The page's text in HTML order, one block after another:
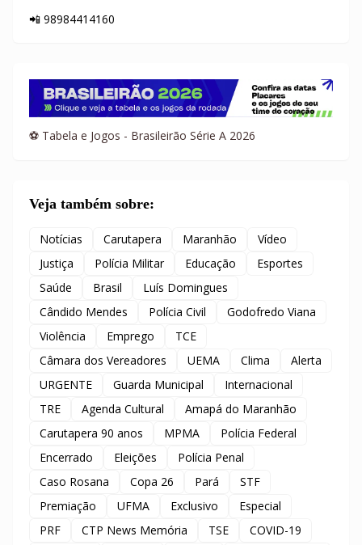
📲 98984414160
⚽ Tabela e Jogos - Brasileirão Série A 2026
Veja também sobre:
Notícias Carutapera Maranhão
Vídeo
Justiça
Polícia Militar Educação
Esportes
Saúde
Brasil
Luís Domingues
Cândido Mendes
Polícia Civil
Godofredo Viana
Violência
Emprego
TCE
Câmara dos Vereadores
UEMA Clima
Alerta
URGENTE
Guarda Municipal
Internacional
TRE
Agenda Cultural
Amapá do Maranhão
Carutapera 90 anos
MPMA
Polícia Federal
Encerrado
Eleições
Polícia Penal
Caso Rosana
Copa 26 Pará
STF
Premiação
UFMA Exclusivo
Especial
PRF
CTP News Memória TSE
COVID-19